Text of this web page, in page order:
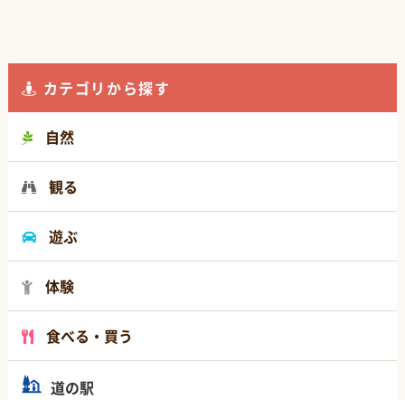
カテゴリから探す
自然
観る
遊ぶ
体験
食べる・買う
道の駅